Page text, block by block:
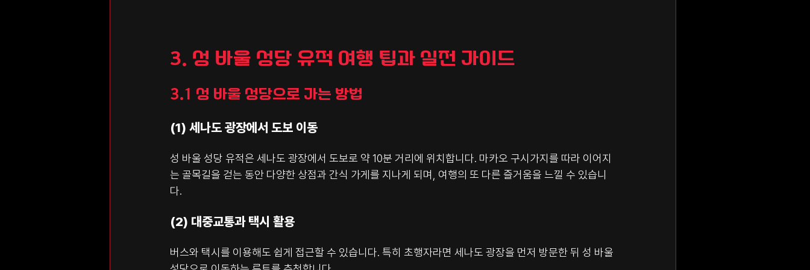
3. 성 바울 성당 유적 여행 팁과 실전 가이드
3.1 성 바울 성당으로 가는 방법
(1) 세나도 광장에서 도보 이동
성 바울 성당 유적은 세나도 광장에서 도보로 약 10분 거리에 위치합니다. 마카오 구시가지를 따라 이어지
는 골목길을 걷는 동안 다양한 상점과 간식 가게를 지나게 되며, 여행의 또 다른 즐거움을 느낄 수 있습니
다.
(2) 대중교통과 택시 활용
버스와 택시를 이용해도 쉽게 접근할 수 있습니다. 특히 초행자라면 세나도 광장을 먼저 방문한 뒤 성 바울